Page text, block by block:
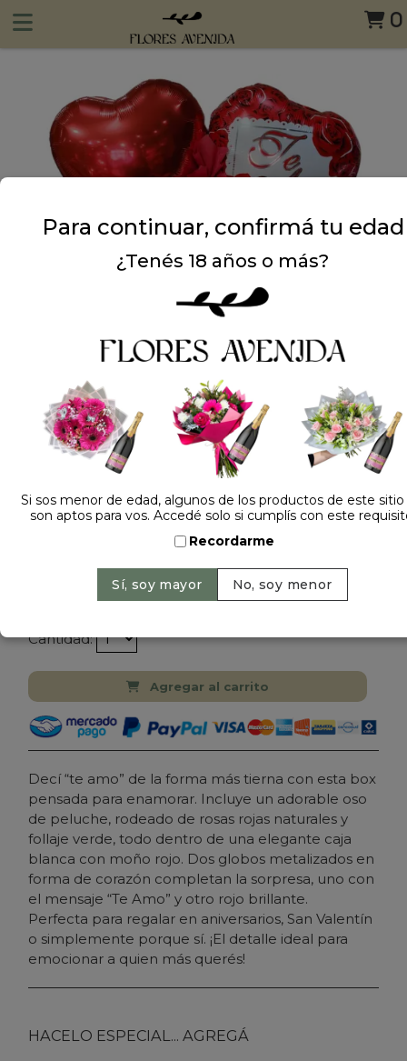
0
Dejá tu opinión
BOX TE AMO CON PELUCHES Y ROSAS
$ 179.000
Cantidad:
Agregar al carrito
Decí “te amo” de la forma más tierna con esta box
pensada para enamorar. Incluye un adorable oso
de peluche, rodeado de rosas rojas naturales y
follaje verde, todo dentro de una elegante caja
blanca con moño rojo. Dos globos metalizados en
forma de corazón completan la sorpresa, uno con
el mensaje “Te Amo” y otro rojo brillante.
Perfecta para regalar en aniversarios, San Valentín
o simplemente porque sí. ¡El detalle ideal para
emocionar a quien más querés!
HACELO ESPECIAL... AGREGÁ
Para continuar, confirmá tu edad
¿Tenés 18 años o más?
Si sos menor de edad, algunos de los productos de este
son aptos para vos. Accedé solo si cumplís con este
Recordarme